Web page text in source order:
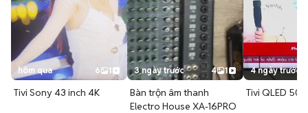
hôm qua 6 1
Tivi Sony 43 inch 4K
3 ngày trước 4 1
Bàn trộn âm thanh
Electro House XA-16PRO
4 ngày trước
Tivi QLED 50